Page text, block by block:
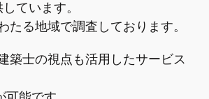
ています。
る地域で調査しております。
築士の視点も活用したサービス